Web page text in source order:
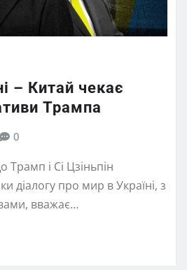
– Китай чекає
Трампа
0
Трамп і Сі Цзіньпін
діалогу про мир в Україні, з
вважає…